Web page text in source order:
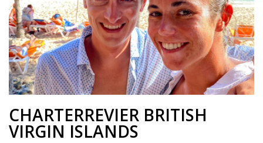
CHARTERREVIER BRITISH
VIRGIN ISLANDS